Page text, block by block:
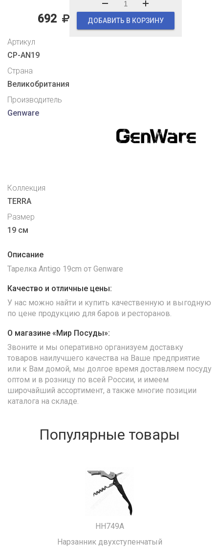
692 ДОБАВИТЬ В КОРЗИНУ
Артикул
CP-AN19
Страна
Великобритания
Производитель
Genware
Коллекция
TERRA
Размер
19 см
Описание
Тарелка Antigo 19cm от Genware
Качество и отличные цены:
У нас можно найти и купить качественную и выгодную
по цене продукцию для баров и ресторанов.
О магазине «Мир Посуды»:
Звоните и мы оперативно организуем доставку
товаров наилучшего качества на Ваше предприятие
или к Вам домой, мы долгое время доставляем посуду
оптом и в розницу по всей России, и имеем
широчайший ассортимент, а также многие позиции
каталога на складе.
Популярные товары
HH749A
Нарзанник двухступенчатый